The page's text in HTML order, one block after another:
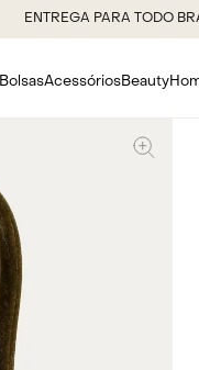
ENTREGA PARA TODO
BolsasAcessóriosBeauty